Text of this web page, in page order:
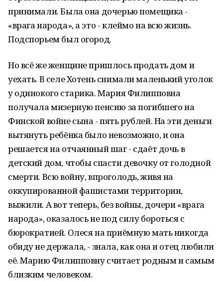
принимали. Была она дочерью помещика -
«врага народа», а это - клеймо на всю жизнь.
Подспорьем был огород.
Но всё же женщине пришлось продать дом и
уехать. В селе Хотень снимали маленький уголок
у одинокого старика. Мария Филипповна
получала мизерную пенсию за погибшего на
Финской войне сына - пять рублей. На эти деньги
вытянуть ребёнка было невозможно, и она
решается на отчаянный шаг - сдаёт дочь в
детский дом, чтобы спасти девочку от голодной
смерти. Всю войну, впроголодь, живя на
оккупированной фашистами территории,
выжили. А вот теперь, без войны, дочери «врага
народа», оказалось не под силу бороться с
бюрократией. Олеся на приёмную мать никогда
обиду не держала, - знала, как она и отец любили
её. Марию Филипповну считает родным и самым
близким человеком.